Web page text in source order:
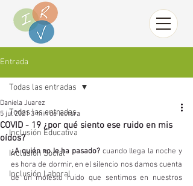
Entrada
Todas las entradas
Inclusión Educativa
Inclusión Social
Inclusión Laboral
Todas las entradas
COVID - 19 ¿por qué siento ese ruido en mis
oídos?
Daniela Juarez
5 jul 2021 3 min de lectura
¿A quién no le ha pasado? cuando llega la noche y
es hora de dormir, en el silencio nos damos cuenta
de un molesto ruido que sentimos en nuestros